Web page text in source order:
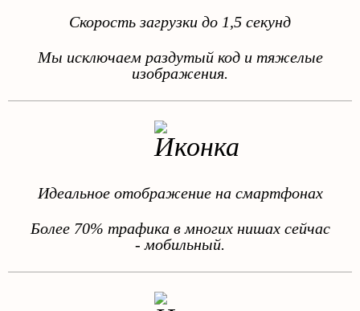
Скорость загрузки до 1,5 секунд
Мы исключаем раздутый код и тяжелые
изображения.
Идеальное отображение на смартфонах
Более 70% трафика в многих нишах сейчас
- мобильный.